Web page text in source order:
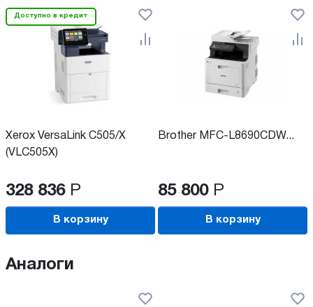
Доступно в кредит
Xerox VersaLink C505/X
(VLC505X)
328 836 Р
В корзину
Brother MFC-L8690CDW...
85 800 Р
В корзину
Аналоги